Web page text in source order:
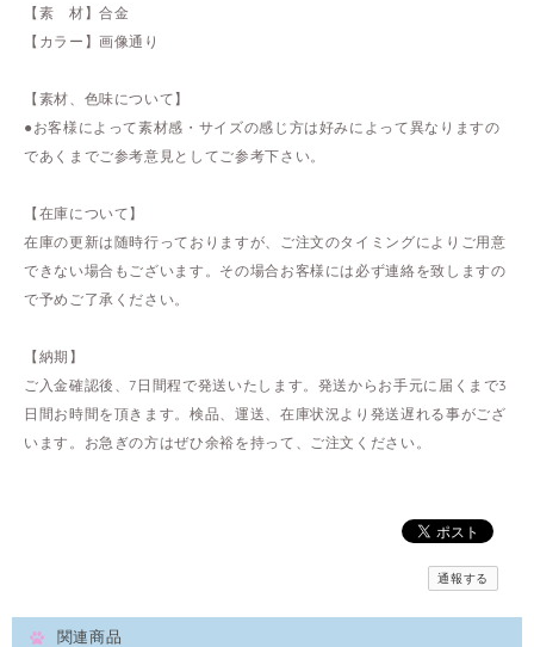
【素 材】合金
【カラー】画像通り
【素材、色味について】
●お客様によって素材感・サイズの感じ方は好みによって異なりますの
であくまでご参考意見としてご参考下さい。
【在庫について】
在庫の更新は随時行っておりますが、ご注文のタイミングによりご用意
できない場合もございます。その場合お客様には必ず連絡を致しますの
で予めご了承ください。
【納期】
ご入金確認後、7日間程で発送いたします。発送からお手元に届くまで3
日間お時間を頂きます。検品、運送、在庫状況より発送遅れる事がござ
います。お急ぎの方はぜひ余裕を持って、ご注文ください。
通報する
関連商品